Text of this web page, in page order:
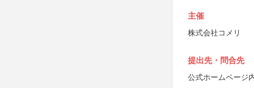
主催
株式会社コメリ
提出先・問合先
公式ホームページ